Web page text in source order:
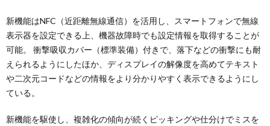
新機能はNFC（近距離無線通信）を活用し、スマートフォンで無線
表示器を設定できる上、機器故障時でも設定情報を取得することが
可能。 衝撃吸収カバー（標準装備）付きで、落下などの衝撃にも耐
えられるようにしたほか、ディスプレイの解像度を高めてテキスト
や二次元コードなどの情報をより分かりやすく表示できるようにし
ている。
新機能を駆使し、複雑化の傾向が続くピッキングや仕分けでミスを